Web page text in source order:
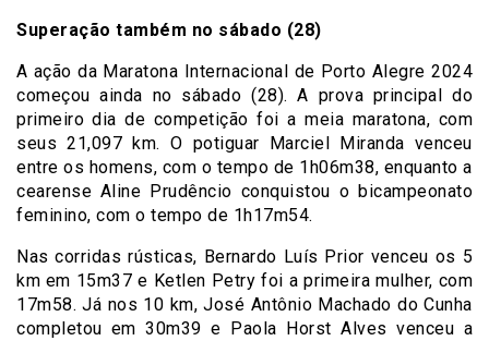
Superação também no sábado (28)
A ação da Maratona Internacional de Porto Alegre 2024
começou ainda no sábado (28). A prova principal do
primeiro dia de competição foi a meia maratona, com
seus 21,097 km. O potiguar Marciel Miranda venceu
entre os homens, com o tempo de 1h06m38, enquanto a
cearense Aline Prudêncio conquistou o bicampeonato
feminino, com o tempo de 1h17m54.
Nas corridas rústicas, Bernardo Luís Prior venceu os 5
km em 15m37 e Ketlen Petry foi a primeira mulher, com
17m58. Já nos 10 km, José Antônio Machado do Cunha
completou em 30m39 e Paola Horst Alves venceu a